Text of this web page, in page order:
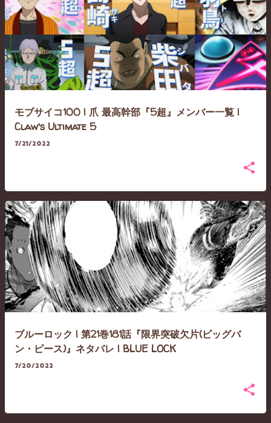
モブサイコ100 | 爪 最高幹部『5超』メンバー一覧 |
Claw's Ultimate 5
7/21/2022
ブルーロック | 第21巻181話『限界突破欠片(ビッグバ
ン・ピース)』ネタバレ | BLUE LOCK
7/20/2022